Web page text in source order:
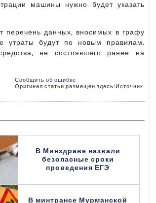
машины нужно будет указать
перечень данных, вносимых в графу
утраты будут по новым правилам.
не состоявшего ранее на
Сообщить об ошибке
Оригинал статьи размещен здесь: Источник
В Минздраве назвали
безопасные сроки
проведения ЕГЭ
В минтрансе Мурманской